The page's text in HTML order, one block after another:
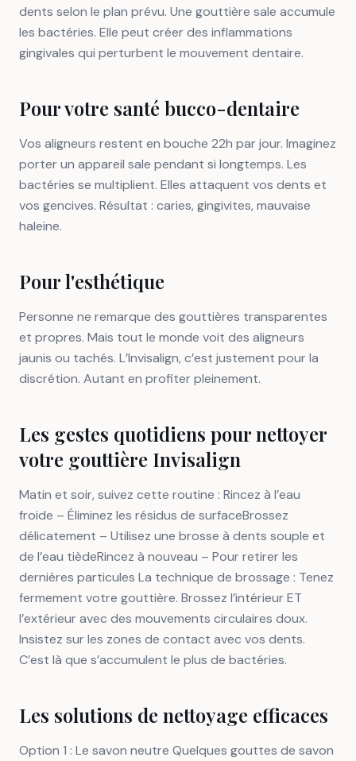
dents selon le plan prévu. Une gouttière sale accumule
les bactéries. Elle peut créer des inflammations
gingivales qui perturbent le mouvement dentaire.
Pour votre santé bucco-dentaire
Vos aligneurs restent en bouche 22h par jour. Imaginez
porter un appareil sale pendant si longtemps. Les
bactéries se multiplient. Elles attaquent vos dents et
vos gencives. Résultat : caries, gingivites, mauvaise
haleine.
Pour l'esthétique
Personne ne remarque des gouttières transparentes
et propres. Mais tout le monde voit des aligneurs
jaunis ou tachés. L’Invisalign, c’est justement pour la
discrétion. Autant en profiter pleinement.
Les gestes quotidiens pour nettoyer
votre gouttière Invisalign
Matin et soir, suivez cette routine : Rincez à l’eau
froide – Éliminez les résidus de surfaceBrossez
délicatement – Utilisez une brosse à dents souple et
de l’eau tièdeRincez à nouveau – Pour retirer les
dernières particules La technique de brossage : Tenez
fermement votre gouttière. Brossez l’intérieur ET
l’extérieur avec des mouvements circulaires doux.
Insistez sur les zones de contact avec vos dents.
C’est là que s’accumulent le plus de bactéries.
Les solutions de nettoyage efficaces
Option 1 : Le savon neutre Quelques gouttes de savon